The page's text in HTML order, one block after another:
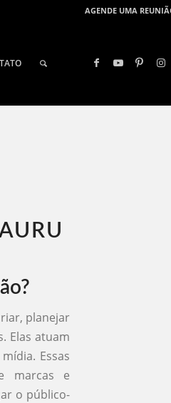
AGENDE UMA
planejar
Elas atuam
Essas
marcas e
o público-